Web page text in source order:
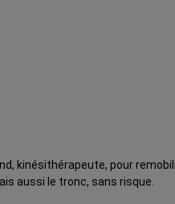
kinésithérapeute, pour
aussi le tronc, sans risque.